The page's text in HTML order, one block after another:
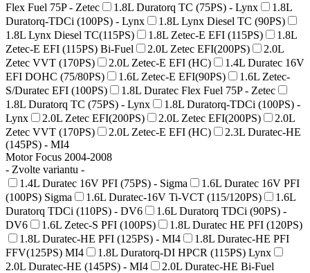
Flex Fuel 75P - Zetec
1.8L Duratorq TC (75PS) - Lynx
1.8L
Duratorq-TDCi (100PS) - Lynx
1.8L Lynx Diesel TC (90PS)
1.8L Lynx Diesel TC(115PS)
1.8L Zetec-E EFI (115PS)
1.8L
Zetec-E EFI (115PS) Bi-Fuel
2.0L Zetec EFI(200PS)
2.0L
Zetec VVT (170PS)
2.0L Zetec-E EFI (HC)
1.4L Duratec 16V
EFI DOHC (75/80PS)
1.6L Zetec-E EFI(90PS)
1.6L Zetec-
S/Duratec EFI (100PS)
1.8L Duratec Flex Fuel 75P - Zetec
1.8L Duratorq TC (75PS) - Lynx
1.8L Duratorq-TDCi (100PS) -
Lynx
2.0L Zetec EFI(200PS) 2.0L Zetec EFI(200PS)
2.0L
Zetec VVT (170PS)
2.0L Zetec-E EFI (HC)
2.3L Duratec-HE
(145PS) - MI4
Motor Focus 2004-2008
- Zvolte variantu -
1.4L Duratec 16V PFI (75PS) - Sigma
1.6L Duratec 16V PFI
(100PS) Sigma
1.6L Duratec-16V Ti-VCT (115/120PS)
1.6L
Duratorq TDCi (110PS) - DV6
1.6L Duratorq TDCi (90PS) -
DV6
1.6L Zetec-S PFI (100PS)
1.8L Duratec HE PFI (120PS)
1.8L Duratec-HE PFI (125PS) - MI4
1.8L Duratec-HE PFI
FFV(125PS) MI4
1.8L Duratorq-DI HPCR (115PS) Lynx
2.0L Duratec-HE (145PS) - MI4
2.0L Duratec-HE Bi-Fuel